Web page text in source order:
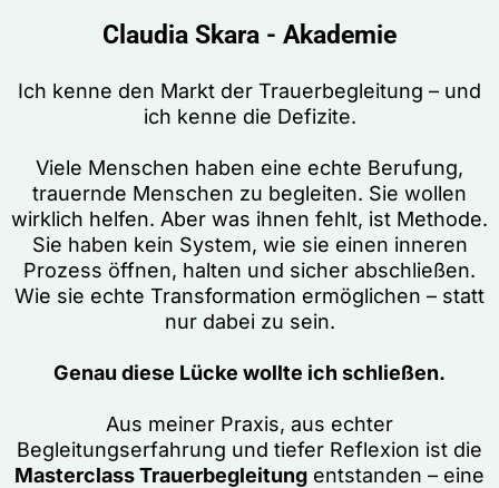
Claudia Skara - Akademie
Ich kenne den Markt der Trauerbegleitung – und
ich kenne die Defizite.
Viele Menschen haben eine echte Berufung,
trauernde Menschen zu begleiten. Sie wollen
wirklich helfen. Aber was ihnen fehlt, ist Methode.
Sie haben kein System, wie sie einen inneren
Prozess öffnen, halten und sicher abschließen.
Wie sie echte Transformation ermöglichen – statt
nur dabei zu sein.
Genau diese Lücke wollte ich schließen.
Aus meiner Praxis, aus echter
Begleitungserfahrung und tiefer Reflexion ist die
Masterclass Trauerbegleitung entstanden – eine